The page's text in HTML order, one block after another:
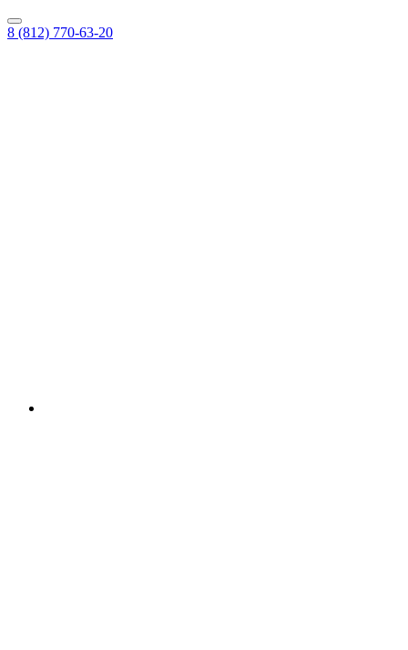
8 (812) 770-63-20